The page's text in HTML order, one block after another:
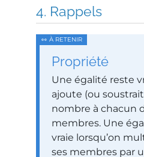
Rappels
Propriété
Une égalité reste
ajoute (ou
nombre à chacun
membres. Une
vraie lorsqu’on
ses membres par